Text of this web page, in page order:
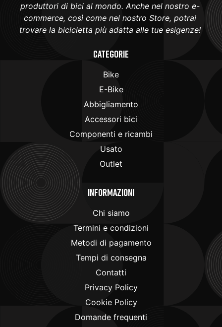
produttori di bici al mondo. Anche nel nostro e-
commerce, così come nel nostro Store, potrai
trovare la bicicletta più adatta alle tue esigenze!
Categorie
Bike
E-Bike
Abbigliamento
Accessori bici
Componenti e ricambi
Usato
Outlet
Informazioni
Chi siamo
Termini e condizioni
Metodi di pagamento
Tempi di consegna
Contatti
Privacy Policy
Cookie Policy
Domande frequenti